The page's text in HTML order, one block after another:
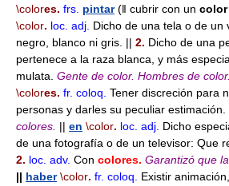
\colores. frs. pintar(ǁ cubrir con un color
\color. loc. adj. Dicho de una tela o de un
negro, blanco ni gris. || 2. Dicho de una
pertenece a la raza blanca, y más
mulata. Gente de color. Hombres de color.
\colores. fr. coloq. Tener discreción para
personas y darles su peculiar estimación.
colores. || en \color. loc. adj. Dicho
de una fotografía o de un televisor: Que
2. loc. adv. Con colores. Garantizó que
|| haber \color. fr. coloq.
Existir